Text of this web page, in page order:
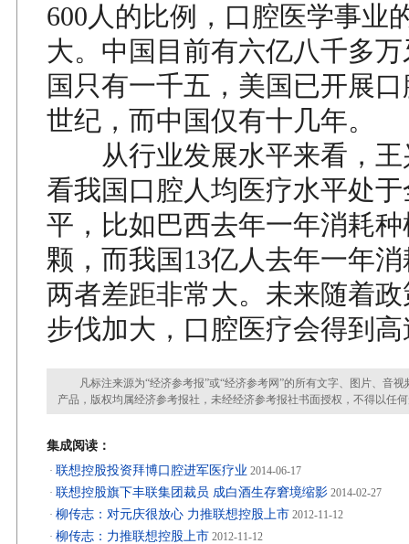
600人的比例，口腔医学事业
大。中国目前有六亿八千多
国只有一千五，美国已开展
世纪，而中国仅有十几年。
从行业发展水平来看，王
看我国口腔人均医疗水平处
平，比如巴西去年一年消耗种
颗，而我国13亿人去年一年
两者差距非常大。未来随着
步伐加大，口腔医疗会得到
凡标注来源为“经济参考报”或“经济参考网”的所有文字、图片、音视
产品，版权均属经济参考报社，未经经济参考报社书面授权，不得以任
集成阅读：
· 联想控股投资拜博口腔进军医疗业 2014-06-17
· 联想控股旗下丰联集团裁员 成白酒生存窘境缩影 2014-02-27
· 柳传志：对元庆很放心 力推联想控股上市 2012-11-12
· 柳传志：力推联想控股上市 2012-11-12